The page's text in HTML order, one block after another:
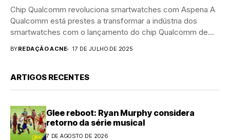
Chip Qualcomm revoluciona smartwatches com Aspena A
Qualcomm está prestes a transformar a indústria dos
smartwatches com o lançamento do chip Qualcomm de
nova geração,...
BYREDAÇÃO ACNE 17 DE JULHO DE 2025
ARTIGOS RECENTES
Glee reboot: Ryan Murphy considera
retorno da série musical
7 DE AGOSTO DE 2026